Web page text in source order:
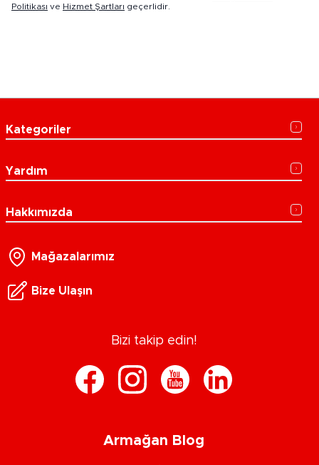
Politikası ve Hizmet Şartları geçerlidir.
Kategoriler
Yardım
Hakkımızda
Mağazalarımız
Bize Ulaşın
Bizi takip edin!
Armağan Blog